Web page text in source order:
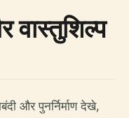
वास्तुशिल्प
और पुनर्निर्माण देखे,